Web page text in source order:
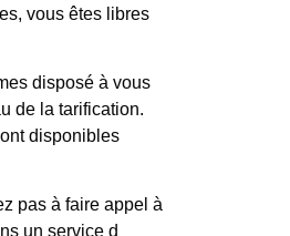
vous êtes libres
disposé à vous
de la tarification.
disponibles
pas à faire appel à
un service d